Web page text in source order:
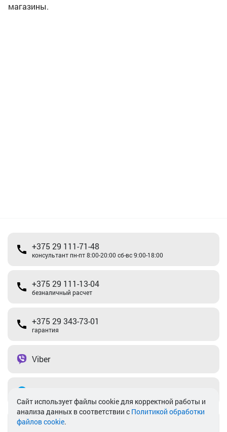
магазины.
+375 29 111-71-48
консультант пн-пт 8:00-20:00 сб-вс 9:00-18:00
+375 29 111-13-04
безналичный расчет
+375 29 343-73-01
гарантия
Viber
info@akkamulik.by
Cайт использует файлы cookie для корректной работы и
анализа данных в соответствии с Политикой обработки
файлов cookie.